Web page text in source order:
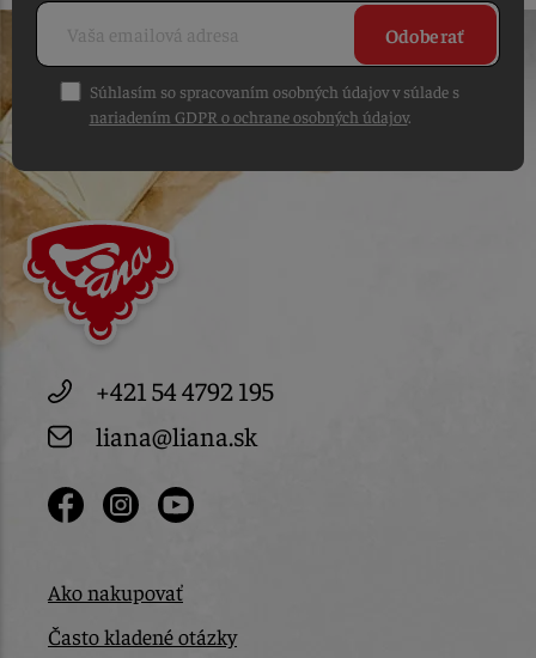
Odoberať
Súhlasím so spracovaním osobných údajov v súlade s
nariadením GDPR o ochrane osobných údajov.
+421 54 4792 195
liana@liana.sk
Ako nakupovať
Často kladené otázky